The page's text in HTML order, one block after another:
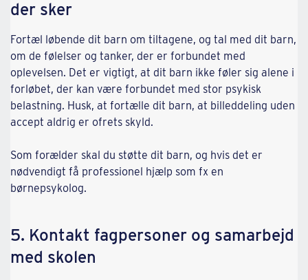
der sker
Fortæl løbende dit barn om tiltagene, og tal med dit barn,
om de følelser og tanker, der er forbundet med
oplevelsen. Det er vigtigt, at dit barn ikke føler sig alene i
forløbet, der kan være forbundet med stor psykisk
belastning. Husk, at fortælle dit barn, at billeddeling uden
accept aldrig er ofrets skyld.
Som forælder skal du støtte dit barn, og hvis det er
nødvendigt få professionel hjælp som fx en
børnepsykolog.
5. Kontakt fagpersoner og samarbejd
med skolen